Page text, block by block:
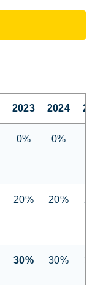
2023 2024
0% 0%
20% 20%
30% 30%